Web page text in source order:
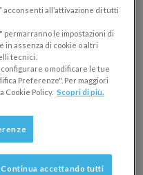
cancellerà forfettino
partita iva oggi per
odierno che per
ma quale scegliere?
all’attivazione di tutti
le impostazioni di
in assenza di cookie o altri
tecnici.
o modificare le tue
Preferenze". Per maggiori
Cookie Policy. Scopri di più.
Continua accettando tutti